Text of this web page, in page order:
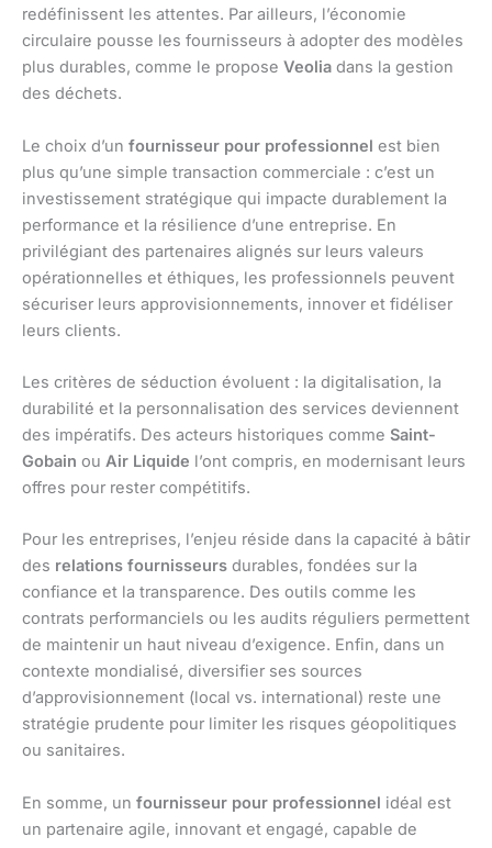
redéfinissent les attentes. Par ailleurs, l’économie
circulaire pousse les fournisseurs à adopter des modèles
plus durables, comme le propose Veolia dans la gestion
des déchets.
Le choix d’un fournisseur pour professionnel est bien
plus qu’une simple transaction commerciale : c’est un
investissement stratégique qui impacte durablement la
performance et la résilience d’une entreprise. En
privilégiant des partenaires alignés sur leurs valeurs
opérationnelles et éthiques, les professionnels peuvent
sécuriser leurs approvisionnements, innover et fidéliser
leurs clients.
Les critères de séduction évoluent : la digitalisation, la
durabilité et la personnalisation des services deviennent
des impératifs. Des acteurs historiques comme Saint-
Gobain ou Air Liquide l’ont compris, en modernisant leurs
offres pour rester compétitifs.
Pour les entreprises, l’enjeu réside dans la capacité à bâtir
des relations fournisseurs durables, fondées sur la
confiance et la transparence. Des outils comme les
contrats performanciels ou les audits réguliers permettent
de maintenir un haut niveau d’exigence. Enfin, dans un
contexte mondialisé, diversifier ses sources
d’approvisionnement (local vs. international) reste une
stratégie prudente pour limiter les risques géopolitiques
ou sanitaires.
En somme, un fournisseur pour professionnel idéal est
un partenaire agile, innovant et engagé, capable de